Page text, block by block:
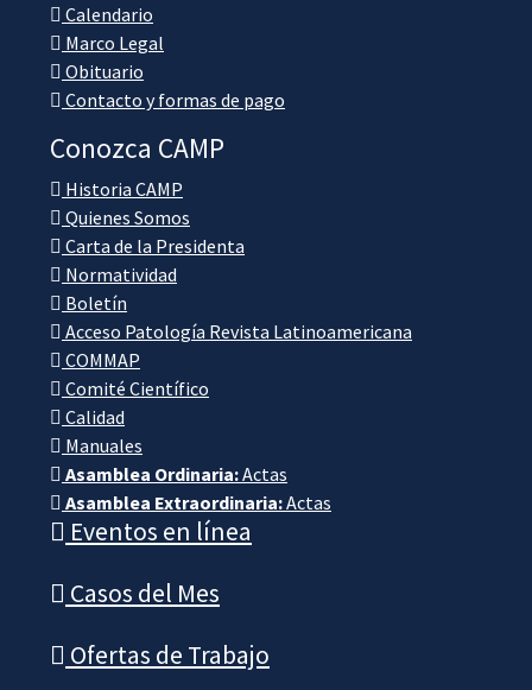
Calendario
Marco Legal
Obituario
Contacto y formas de pago
Conozca CAMP
Historia CAMP
Quienes Somos
Carta de la Presidenta
Normatividad
Boletín
Acceso Patología Revista Latinoamericana
COMMAP
Comité Científico
Calidad
Manuales
Asamblea Ordinaria:Actas
Asamblea Extraordinaria:Actas
Eventos en línea
Casos del Mes
Ofertas de Trabajo